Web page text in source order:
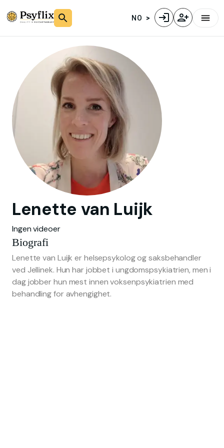
NO
Lenette van Luijk
Ingen videoer
Biografi
Lenette van Luijk er helsepsykolog og saksbehandler
ved Jellinek. Hun har jobbet i ungdomspsykiatrien, men i
dag jobber hun mest innen voksenpsykiatrien med